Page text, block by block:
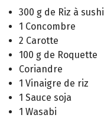
300 g de Riz à sushi
1 Concombre
2 Carotte
100 g de Roquette
Coriandre
1 Vinaigre de riz
1 Sauce soja
1 Wasabi